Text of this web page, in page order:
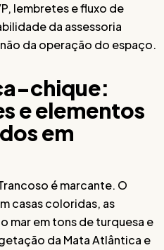
lembretes e fluxo de
da assessoria
da operação do espaço.
chique:
e elementos
em
é marcante. O
casas coloridas, as
mar em tons de turquesa e
da Mata Atlântica e